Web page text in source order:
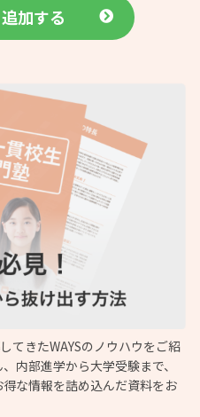
加する
てきたWAYSのノウハウをご紹
内部進学から大学受験まで、
な情報を詰め込んだ資料をお